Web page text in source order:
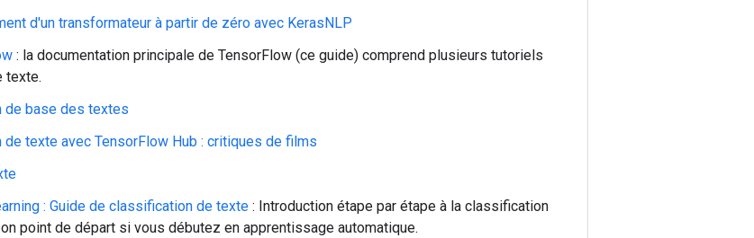
d'un transformateur à partir de zéro avec KerasNLP
: la documentation principale de TensorFlow (ce guide) comprend plusieurs tutoriels
texte.
de base des textes
texte avec TensorFlow Hub : critiques de films
: Guide de classification de texte : Introduction étape par étape à la classification
point de départ si vous débutez en apprentissage automatique.